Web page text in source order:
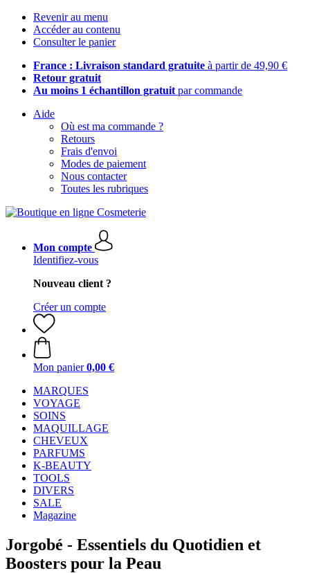
Revenir au menu
Accéder au contenu
Consulter le panier
France : Livraison standard gratuite à partir de 49,90 €
Retour gratuit
Au moins 1 échantillon gratuit par commande
Aide
Où est ma commande ?
Retours
Frais d'envoi
Modes de paiement
Nous contacter
Toutes les rubriques
Mon compte
Identifiez-vous
Nouveau client ?
Créer un compte
Mon panier 0,00 €
MARQUES
VOYAGE
SOINS
MAQUILLAGE
CHEVEUX
PARFUMS
K-BEAUTY
TOOLS
DIVERS
SALE
Magazine
Jorgobé - Essentiels du Quotidien et
Boosters pour la Peau